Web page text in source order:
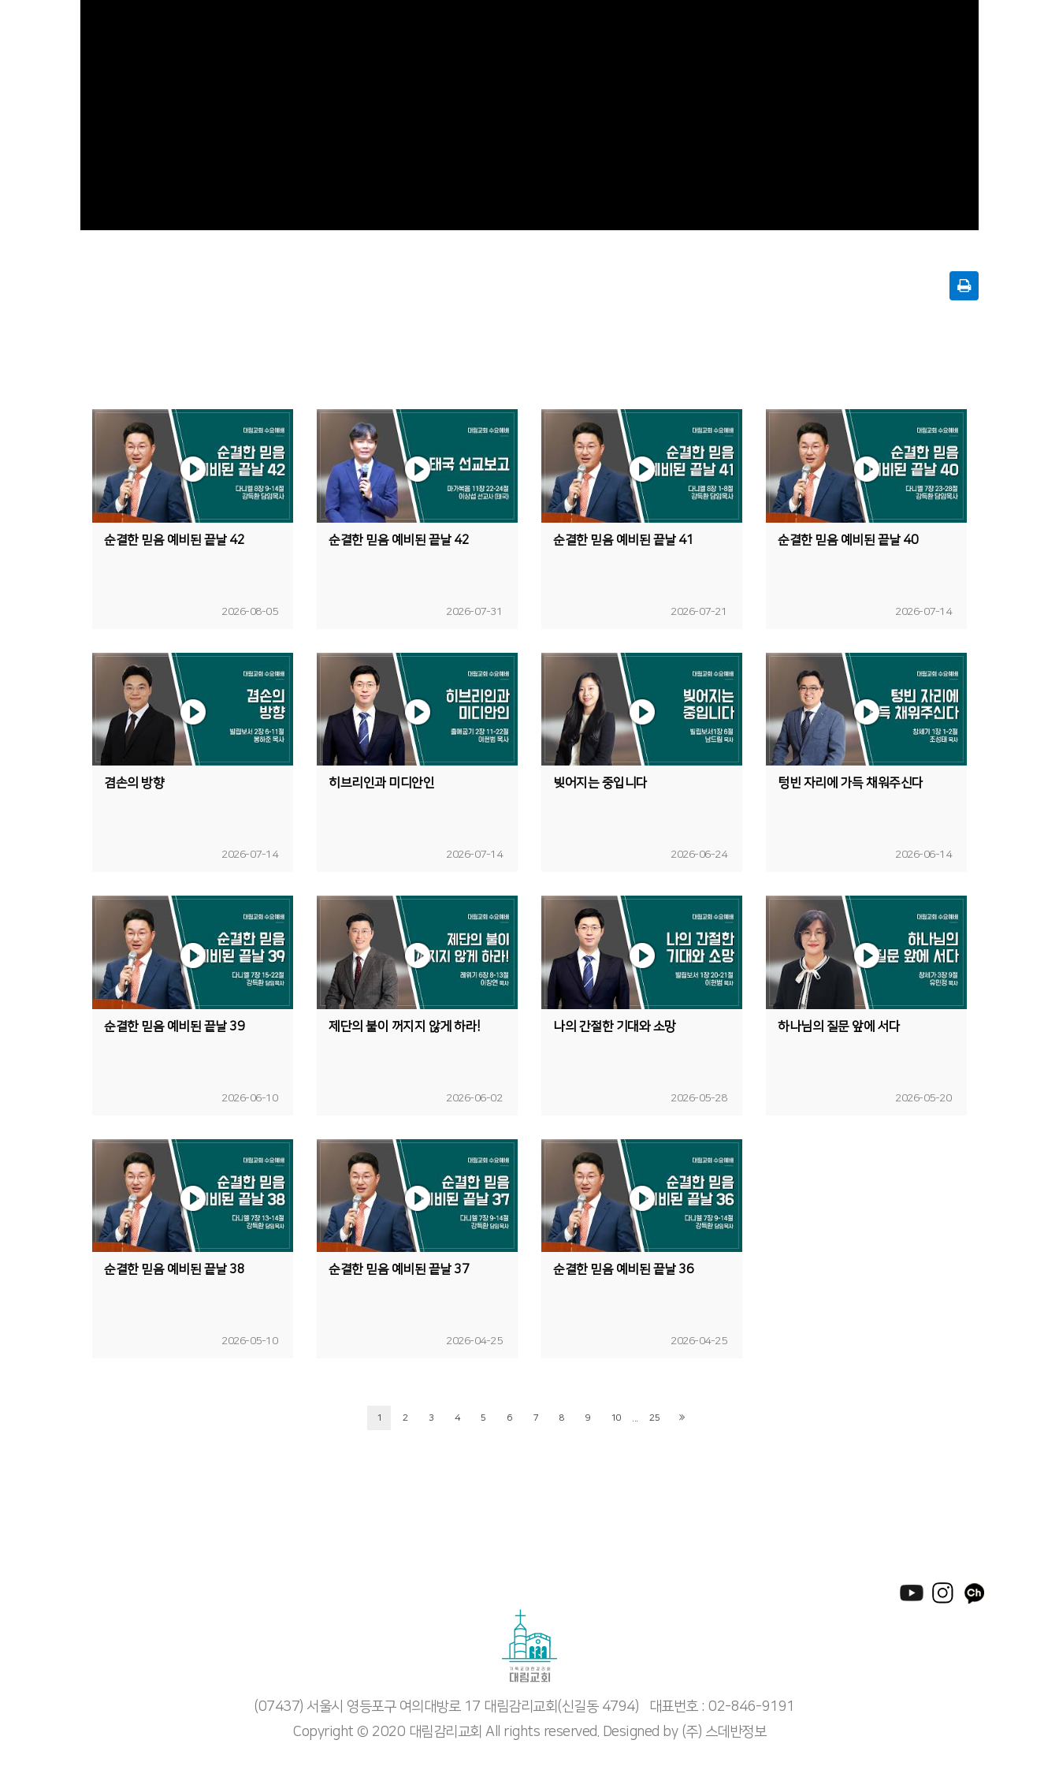
순결한 믿음 예비된 끝날 42
2026-08-05
순결한 믿음 예비된 끝날 42
2026-07-31
순결한 믿음 예비된 끝날 41
2026-07-21
순결한 믿음 예비된 끝날 40
2026-07-14
겸손의 방향
2026-07-14
히브리인과 미디안인
2026-07-14
빚어지는 중입니다
2026-06-24
텅빈 자리에 가득 채워주신다
2026-06-14
순결한 믿음 예비된 끝날 39
2026-06-10
제단의 불이 꺼지지 않게 하라!
2026-06-02
나의 간절한 기대와 소망
2026-05-28
하나님의 질문 앞에 서다
2026-05-20
순결한 믿음 예비된 끝날 38
2026-05-10
순결한 믿음 예비된 끝날 37
2026-04-25
순결한 믿음 예비된 끝날 36
2026-04-25
1 2 3 4 5 6 7 8 9 10 25
(07437) 서울시 영등포구 여의대방로 17 대림감리교회(신길동 4794)
대표번호 : 02-846-9191
Copyright © 2020 대림감리교회 All rights reserved. Designed by (주) 스데반정보